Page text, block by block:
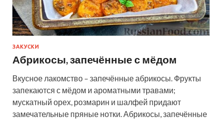
ЗАКУСКИ
Абрикосы, запечённые с мёдом
Вкусное лакомство – запечённые абрикосы. Фрукты
запекаются с мёдом и ароматными травами;
мускатный орех, розмарин и шалфей придают
замечательные пряные нотки. Абрикосы, запечённые